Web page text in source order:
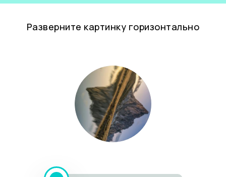
Разверните картинку горизонтально